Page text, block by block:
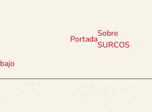
Portada
Sobre
SURCOS